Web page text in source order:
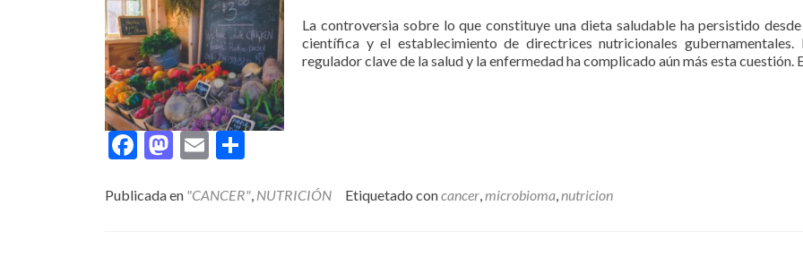
La controversia sobre lo que constituye una dieta saludable ha persistido
científica y el establecimiento de directrices nutricionales
regulador clave de la salud y la enfermedad ha complicado aún más esta cuestión.
Facebook
Mastodon
Email
Publicada en "CANCER", NUTRICIÓN Etiquetado concancer,microbioma,nutricion